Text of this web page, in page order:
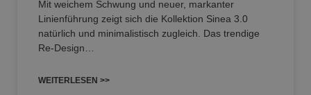
Mit weichem Schwung und neuer, markanter
Linienführung zeigt sich die Kollektion Sinea 3.0
natürlich und minimalistisch zugleich. Das trendige
Re-Design…
WEITERLESEN >>